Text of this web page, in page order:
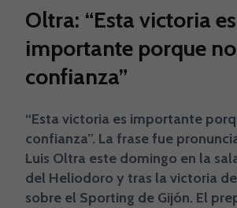
Oltra: “Esta victoria es
importante porque
confianza”
“Esta victoria es importante
confianza”. La frase fue
Luis Oltra este domingo en la
del Heliodoro y tras la victoria
sobre el Sporting de Gijón. El